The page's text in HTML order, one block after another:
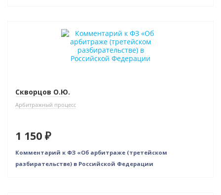
Скворцов О.Ю.
Арбитражный процесс
1 150 ₽
Комментарий к ФЗ «Об арбитраже (третейском
разбирательстве) в Российской Федерации